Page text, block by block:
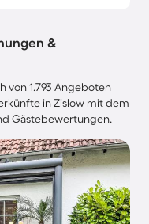
&
von 1.793 Angeboten
in Zislow mit dem
Gästebewertungen.